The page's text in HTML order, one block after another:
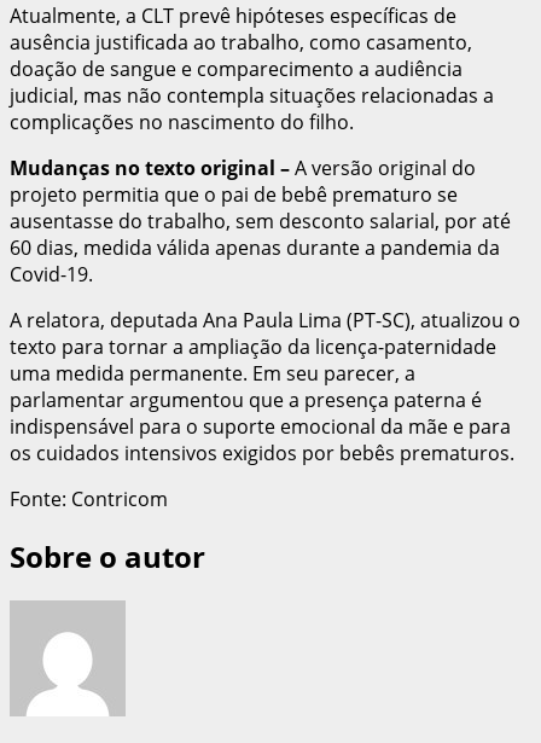
Atualmente, a CLT prevê hipóteses específicas de
ausência justificada ao trabalho, como casamento,
doação de sangue e comparecimento a audiência
judicial, mas não contempla situações relacionadas a
complicações no nascimento do filho.
Mudanças no texto original –A versão original do
projeto permitia que o pai de bebê prematuro se
ausentasse do trabalho, sem desconto salarial, por até
60 dias, medida válida apenas durante a pandemia da
Covid-19.
A relatora, deputada Ana Paula Lima (PT-SC), atualizou o
texto para tornar a ampliação da licença-paternidade
uma medida permanente. Em seu parecer, a
parlamentar argumentou que a presença paterna é
indispensável para o suporte emocional da mãe e para
os cuidados intensivos exigidos por bebês prematuros.
Fonte: Contricom
Sobre o autor